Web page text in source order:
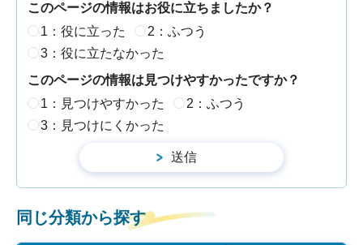
このページの情報はお役に立ちましたか？
1：役に立った
2：ふつう
3：役に立たなかった
このページの情報は見つけやすかったですか？
1：見つけやすかった
2：ふつう
3：見つけにくかった
同じ分類から探す